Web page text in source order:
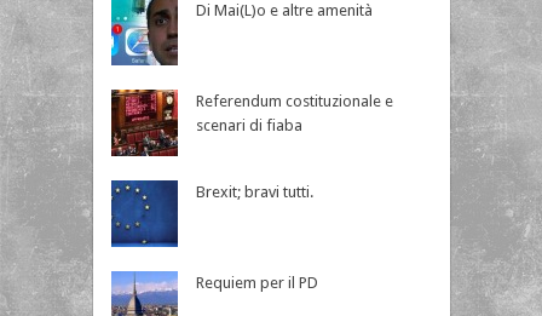
Di Mai(L)o e altre amenità
Referendum costituzionale e
scenari di fiaba
Brexit; bravi tutti.
Requiem per il PD